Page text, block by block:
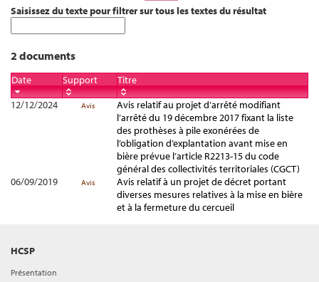
Saisissez du texte pour filtrer sur tous les textes du résultat
2 documents
Date Support
Titre
12/12/2024
Avis
Avis relatif au projet d’arrêté modifiant
l’arrêté du 19 décembre 2017 fixant la liste
des prothèses à pile exonérées de
l’obligation d’explantation avant mise en
bière prévue l’article R2213-15 du code
général des collectivités territoriales (CGCT)
06/09/2019
Avis
Avis relatif à un projet de décret portant
diverses mesures relatives à la mise en bière
et à la fermeture du cercueil
HCSP
Présentation